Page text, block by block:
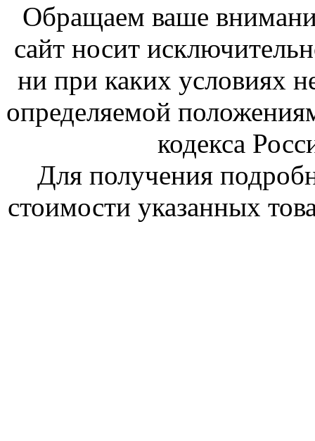
Обращаем ваше
сайт носит
ни при каких условиях
определяемой
кодекса
Для получения
стоимости указанных